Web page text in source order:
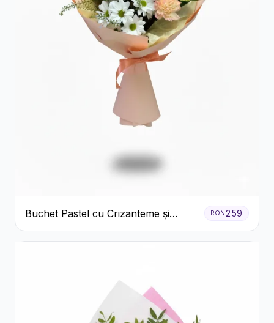
Buchet Pastel cu Crizanteme și
Garoafe
RON 259